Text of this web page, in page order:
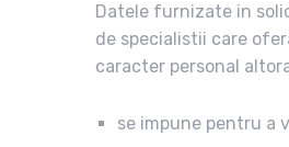
Datele furnizate in
de specialistii care
caracter personal
se impune pentru a